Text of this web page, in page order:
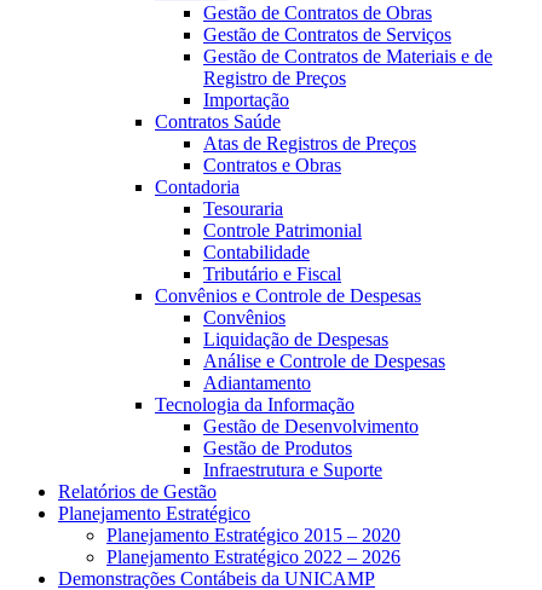
Gestão de Contratos de Obras
Gestão de Contratos de Serviços
Gestão de Contratos de Materiais e de
Registro de Preços
Importação
Contratos Saúde
Atas de Registros de Preços
Contratos e Obras
Contadoria
Tesouraria
Controle Patrimonial
Contabilidade
Tributário e Fiscal
Convênios e Controle de Despesas
Convênios
Liquidação de Despesas
Análise e Controle de Despesas
Adiantamento
Tecnologia da Informação
Gestão de Desenvolvimento
Gestão de Produtos
Infraestrutura e Suporte
Relatórios de Gestão
Planejamento Estratégico
Planejamento Estratégico 2015 – 2020
Planejamento Estratégico 2022 – 2026
Demonstrações Contábeis da UNICAMP